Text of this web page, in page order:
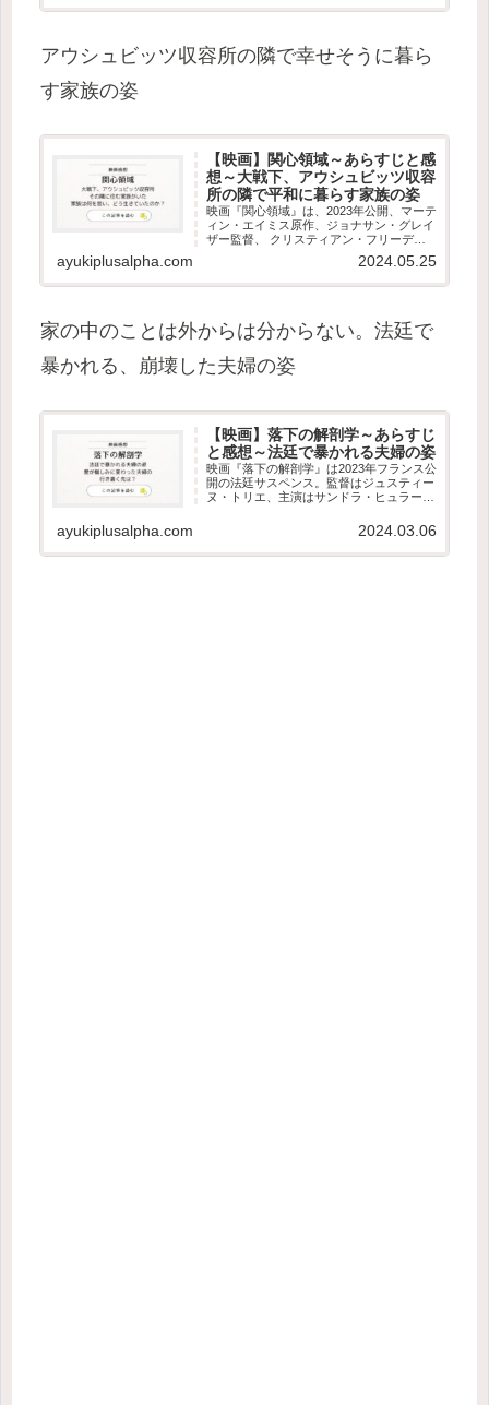
アウシュビッツ収容所の隣で幸せそうに暮ら
す家族の姿
【映画】関心領域～あらすじと感
想～大戦下、アウシュビッツ収容
所の隣で平和に暮らす家族の姿
映画『関心領域』は、2023年公開、マーテ
ィン・エイミス原作、ジョナサン・グレイ
ザー監督、 クリスティアン・フリーデ
ル、ザンドラ・ヒュラー出演による戦時下
のヒューマンドラマ。 原作はマーティ
ayukiplusalpha.com 2024.05.25
家の中のことは外からは分からない。法廷で
暴かれる、崩壊した夫婦の姿
【映画】落下の解剖学～あらすじ
と感想～法廷で暴かれる夫婦の姿
映画『落下の解剖学』は2023年フランス公
開の法廷サスペンス。監督はジュスティー
ヌ・トリエ、主演はサンドラ・ヒュラー。
第96回アカデミー賞では作品賞、監督賞、
脚本賞、主演女優賞、編集賞の5部門にノ
ミネ...
ayukiplusalpha.com 2024.03.06